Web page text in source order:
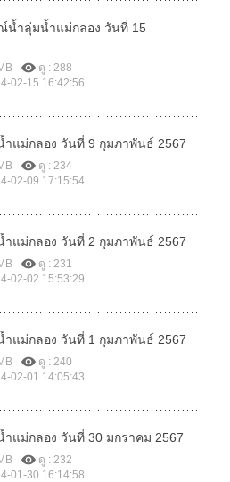
น้ำลุ่มน้ำแม่กลอง วันที่ 15
ดู : 288
02-15 16:42:56
แม่กลอง วันที่ 9 กุมภาพันธ์ 2567
ดู : 234
02-09 17:15:54
แม่กลอง วันที่ 2 กุมภาพันธ์ 2567
ดู : 231
02-02 15:53:29
แม่กลอง วันที่ 1 กุมภาพันธ์ 2567
ดู : 240
02-01 14:05:43
แม่กลอง วันที่ 30 มกราคม 2567
ดู : 232
01-30 16:14:58